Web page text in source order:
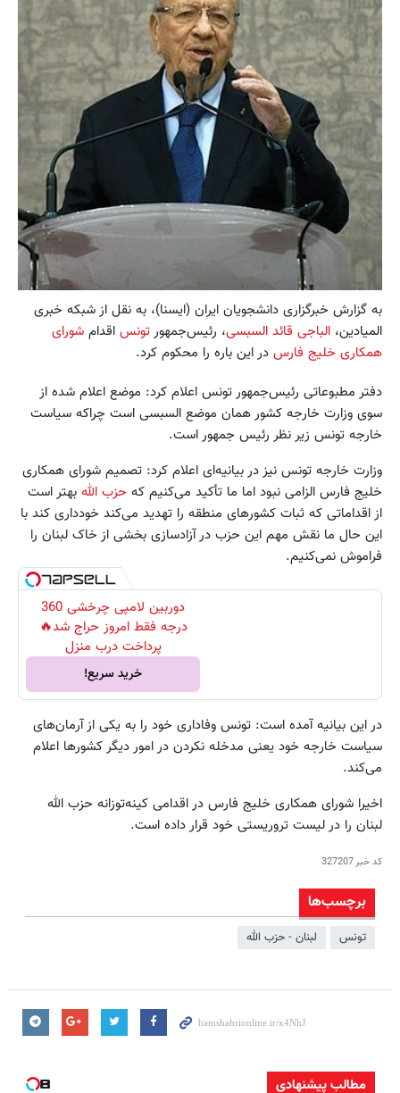
به گزارش خبرگزاری دانشجویان ایران (ایسنا)، به نقل از شبکه خبری
المیادین، الباجی قائد السبسی، رئیس‌جمهور تونس اقدام شورای
همکاری خلیج فارس در این باره را محکوم کرد.
دفتر مطبوعاتی رئیس‌جمهور تونس اعلام کرد: موضع اعلام شده از
سوی وزارت خارجه کشور همان موضع السبسی است چراکه سیاست
خارجه تونس زیر نظر رئیس جمهور است.
وزارت خارجه تونس نیز در بیانیه‌ای اعلام کرد: تصمیم شورای همکاری
خلیج فارس الزامی نبود اما ما تأکید می‌کنیم که حزب الله بهتر است
از اقداماتی که ثبات کشورهای منطقه را تهدید می‌کند خودداری کند با
این حال ما نقش مهم این حزب در آزادسازی بخشی از خاک لبنان را
فراموش نمی‌کنیم.
دوربین لامپی چرخشی 360
درجه فقط امروز حراج شد🔥
پرداخت درب منزل
خرید سریع!
در این بیانیه آمده است: تونس وفاداری خود را به یکی از آرمان‌های
سیاست خارجه خود یعنی مدخله نکردن در امور دیگر کشورها اعلام
می‌کند.
اخیرا شورای همکاری خلیج فارس در اقدامی کینه‌توزانه حزب الله
لبنان را در لیست تروریستی خود قرار داده است.
کد خبر327207
برچسب‌ها
تونس لبنان - حزب الله
مطالب پیشنهادی